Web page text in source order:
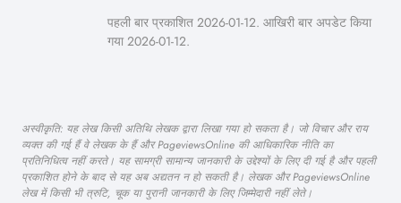
पहली बार प्रकाशित 2026-01-12. आखिरी बार अपडेट किया
गया 2026-01-12.
अस्वीकृति: यह लेख किसी अतिथि लेखक द्वारा लिखा गया हो सकता है। जो विचार और राय
व्यक्त की गई हैं वे लेखक के हैं और PageviewsOnline की आधिकारिक नीति का
प्रतिनिधित्व नहीं करते। यह सामग्री सामान्य जानकारी के उद्देश्यों के लिए दी गई है और पहली
प्रकाशित होने के बाद से यह अब अद्यतन न हो सकती है। लेखक और PageviewsOnline
लेख में किसी भी त्रुटि, चूक या पुरानी जानकारी के लिए जिम्मेदारी नहीं लेते।